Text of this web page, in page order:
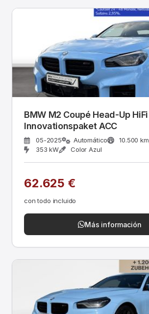
BMW M2 Coupé Head-Up HiFi
Innovationspaket ACC
05-2025 Automático 10.500 km
353 kW
Color Azul
62.625 €
con todo incluido
Más información